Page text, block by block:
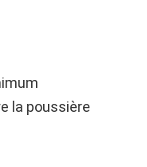
la poussière